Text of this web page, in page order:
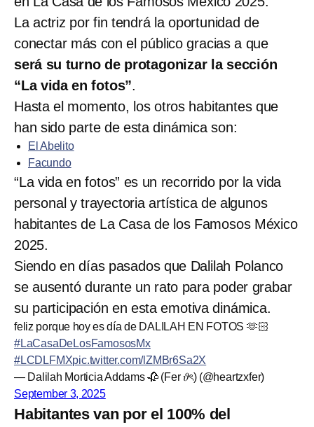
La actriz por fin tendrá la oportunidad de
conectar más con el público gracias a que
será su turno de protagonizar la sección
“La vida en fotos”.
Hasta el momento, los otros habitantes que
han sido parte de esta dinámica son:
El Abelito
Facundo
“La vida en fotos” es un recorrido por la vida
personal y trayectoria artística de algunos
habitantes de La Casa de los Famosos México
2025.
Siendo en días pasados que Dalilah Polanco
se ausentó durante un rato para poder grabar
su participación en esta emotiva dinámica.
feliz porque hoy es día de DALILAH EN FOTOS 🫶🏻
#LaCasaDeLosFamososMx
#LCDLFMXpic.twitter.com/lZMBr6Sa2X
— Dalilah Morticia Addams 🥀 (Fer 𝜗ৎ) (@heartzxfer)
September 3, 2025
Habitantes van por el 100% del